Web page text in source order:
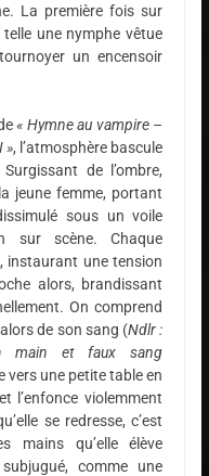
La première fois sur
telle une nymphe vêtue
un encensoir
« Hymne au vampire –
», l’atmosphère bascule
de l’ombre,
jeune femme, portant
sous un voile
sur scène. Chaque
instaurant une tension
alors, brandissant
On comprend
alors de son sang (Ndlr :
main et faux sang
vers une petite table en
l’enfonce violemment
se redresse, c’est
mains qu’elle élève
comme une